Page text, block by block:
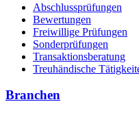
Abschlussprüfungen
Bewertungen
Freiwillige Prüfungen
Sonderprüfungen
Transaktionsberatung
Treuhändische
Branchen